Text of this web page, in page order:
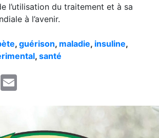
l’utilisation du traitement et à sa
à l’avenir.
, guérison, maladie, insuline,
, santé
LinkedIn